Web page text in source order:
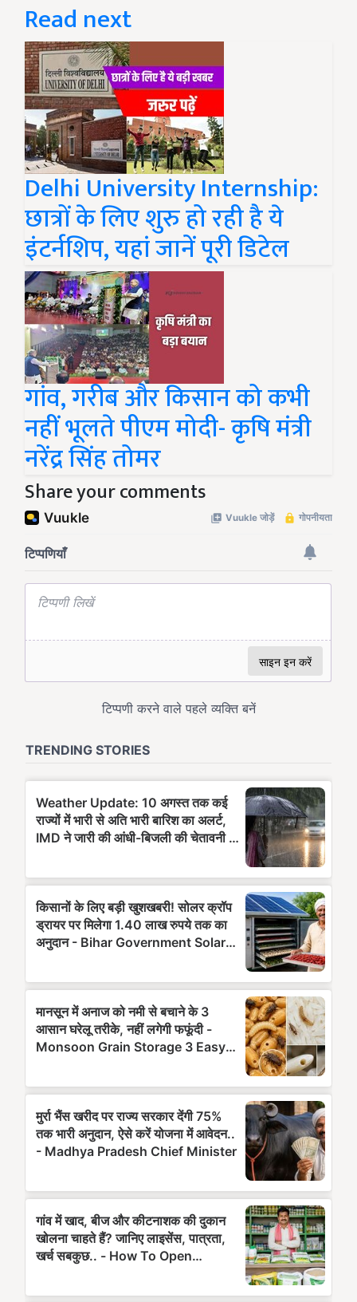
Read next
Delhi University Internship:
छात्रों के लिए शुरु हो रही है ये
इंटर्नशिप, यहां जानें पूरी डिटेल
गांव, गरीब और किसान को कभी
नहीं भूलते पीएम मोदी- कृषि मंत्री
नरेंद्र सिंह तोमर
Share your comments